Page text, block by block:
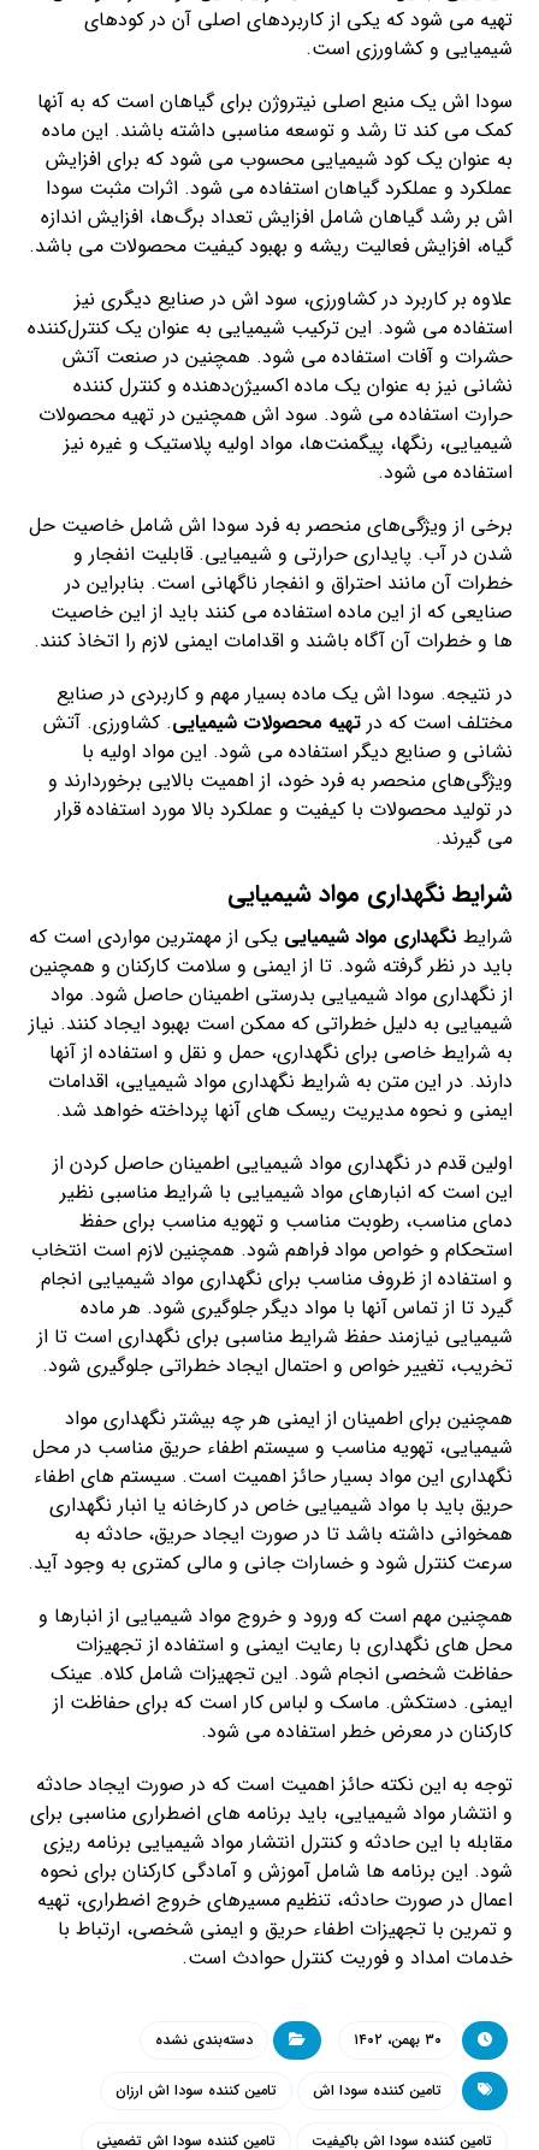
تهیه می شود که یکی از کاربردهای اصلی آن در کودهای
شیمیایی و کشاورزی است.
سودا اش یک منبع اصلی نیتروژن برای گیاهان است که به آنها
کمک می کند تا رشد و توسعه مناسبی داشته باشند. این ماده
به عنوان یک کود شیمیایی محسوب می شود که برای افزایش
عملکرد و عملکرد گیاهان استفاده می شود. اثرات مثبت سودا
اش بر رشد گیاهان شامل افزایش تعداد برگ‌ها، افزایش اندازه
گیاه، افزایش فعالیت ریشه و بهبود کیفیت محصولات می باشد.
علاوه بر کاربرد در کشاورزی، سود اش در صنایع دیگری نیز
استفاده می شود. این ترکیب شیمیایی به عنوان یک کنترل‌کننده
حشرات و آفات استفاده می شود. همچنین در صنعت آتش
نشانی نیز به عنوان یک ماده اکسیژن‌دهنده و کنترل کننده
حرارت استفاده می شود. سود اش همچنین در تهیه محصولات
شیمیایی، رنگها، پیگمنت‌ها، مواد اولیه پلاستیک و غیره نیز
استفاده می شود.
برخی از ویژگی‌های منحصر به فرد سودا اش شامل خاصیت حل
شدن در آب. پایداری حرارتی و شیمیایی. قابلیت انفجار و
خطرات آن مانند احتراق و انفجار ناگهانی است. بنابراین در
صنایعی که از این ماده استفاده می کنند باید از این خاصیت
ها و خطرات آن آگاه باشند و اقدامات ایمنی لازم را اتخاذ کنند.
در نتیجه. سودا اش یک ماده بسیار مهم و کاربردی در صنایع
مختلف است که درتهیه محصولات شیمیایی. کشاورزی. آتش
نشانی و صنایع دیگر استفاده می شود. این مواد اولیه با
ویژگی‌های منحصر به فرد خود، از اهمیت بالایی برخوردارند و
در تولید محصولات با کیفیت و عملکرد بالا مورد استفاده قرار
می گیرند.
شرایط نگهداری مواد شیمیایی
شرایط نگهداری مواد شیمیایی یکی از مهمترین مواردی است که
باید در نظر گرفته شود. تا از ایمنی و سلامت کارکنان و همچنین
از نگهداری مواد شیمیایی بدرستی اطمینان حاصل شود. مواد
شیمیایی به دلیل خطراتی که ممکن است بهبود ایجاد کنند. نیاز
به شرایط خاصی برای نگهداری، حمل و نقل و استفاده از آنها
دارند. در این متن به شرایط نگهداری مواد شیمیایی، اقدامات
ایمنی و نحوه مدیریت ریسک های آنها پرداخته خواهد شد.
اولین قدم در نگهداری مواد شیمیایی اطمینان حاصل کردن از
این است که انبارهای مواد شیمیایی با شرایط مناسبی نظیر
دمای مناسب، رطوبت مناسب و تهویه مناسب برای حفظ
استحکام و خواص مواد فراهم شود. همچنین لازم است انتخاب
و استفاده از ظروف مناسب برای نگهداری مواد شیمیایی انجام
گیرد تا از تماس آنها با مواد دیگر جلوگیری شود. هر ماده
شیمیایی نیازمند حفظ شرایط مناسبی برای نگهداری است تا از
تخریب، تغییر خواص و احتمال ایجاد خطراتی جلوگیری شود.
همچنین برای اطمینان از ایمنی هر چه بیشتر نگهداری مواد
شیمیایی، تهویه مناسب و سیستم اطفاء حریق مناسب در محل
نگهداری این مواد بسیار حائز اهمیت است. سیستم های اطفاء
حریق باید با مواد شیمیایی خاص در کارخانه یا انبار نگهداری
همخوانی داشته باشد تا در صورت ایجاد حریق، حادثه به
سرعت کنترل شود و خسارات جانی و مالی کمتری به وجود آید.
همچنین مهم است که ورود و خروج مواد شیمیایی از انبارها و
محل های نگهداری با رعایت ایمنی و استفاده از تجهیزات
حفاظت شخصی انجام شود. این تجهیزات شامل کلاه. عینک
ایمنی. دستکش. ماسک و لباس کار است که برای حفاظت از
کارکنان در معرض خطر استفاده می شود.
توجه به این نکته حائز اهمیت است که در صورت ایجاد حادثه
و انتشار مواد شیمیایی، باید برنامه های اضطراری مناسبی برای
مقابله با این حادثه و کنترل انتشار مواد شیمیایی برنامه ریزی
شود. این برنامه ها شامل آموزش و آمادگی کارکنان برای نحوه
اعمال در صورت حادثه، تنظیم مسیرهای خروج اضطراری، تهیه
و تمرین با تجهیزات اطفاء حریق و ایمنی شخصی، ارتباط با
خدمات امداد و فوریت کنترل حوادث است.
۳۰ بهمن، ۱۴۰۲ دسته‌بندی نشده
تامین کننده سودا اش تامین کننده سودا اش ارزان
تامین کننده سودا اش باکیفیت تامین کننده سودا اش تضمینی